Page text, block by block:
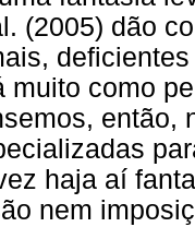
(2005) dão
muito como
então,
haja aí
nem